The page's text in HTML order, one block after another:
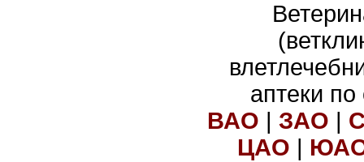
аптеки
ВАО | ЗАО |
ЦАО |